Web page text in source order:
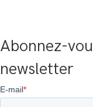
Abonnez-
newsletter